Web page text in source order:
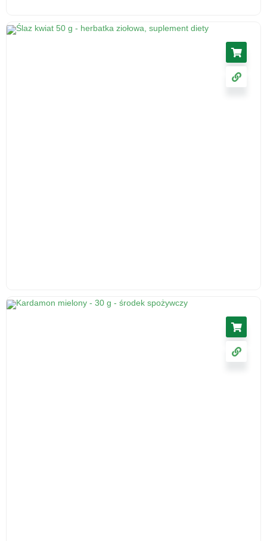
Korzeń lubczyka, 50 g - środek spożywczy
Ślaz kwiat 50 g - herbatka ziołowa, suplement
diety